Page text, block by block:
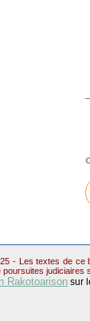
- Les textes de ce
judiciaires
Rakotoarison sur